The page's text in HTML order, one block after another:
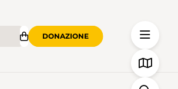
DONAZIONE